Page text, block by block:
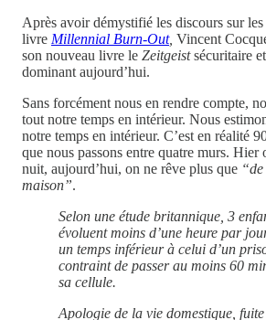
Après avoir démystifié les discours sur les
livre Millennial Burn-Out, Vincent
son nouveau livre le Zeitgeistsécuritaire
dominant aujourd’hui.
Sans forcément nous en rendre compte,
tout notre temps en intérieur. Nous
notre temps en intérieur. C’est en réalité
que nous passons entre quatre murs. Hier
nuit, aujourd’hui, on ne rêve plus que
maison”.
Selon une étude britannique, 3
évoluent moins d’une heure par
un temps inférieur à celui d’un
contraint de passer au moins 60
sa cellule.
Apologie de la vie domestique, fuite